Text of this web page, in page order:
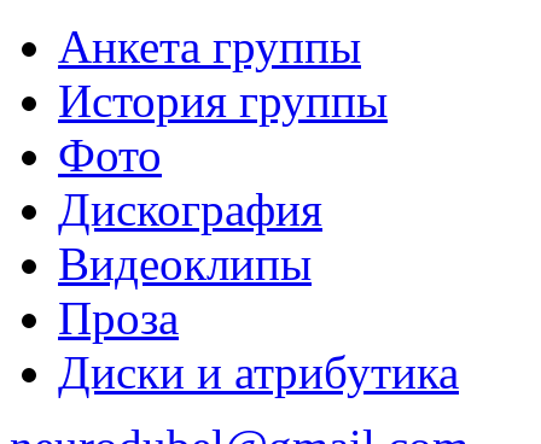
Анкета группы
История группы
Фото
Дискография
Видеоклипы
Проза
Диски и атрибутика